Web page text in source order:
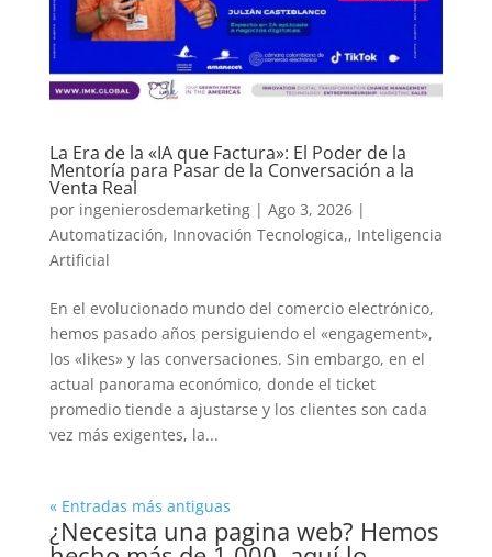
La Era de la «IA que Factura»: El Poder de la
Mentoría para Pasar de la Conversación a la
Venta Real
por ingenierosdemarketing| Ago 3, 2026|
Automatización, Innovación Tecnologica,, Inteligencia
Artificial
En el evolucionado mundo del comercio electrónico,
hemos pasado años persiguiendo el «engagement»,
los «likes» y las conversaciones. Sin embargo, en el
actual panorama económico, donde el ticket
promedio tiende a ajustarse y los clientes son cada
vez más exigentes, la...
« Entradas más antiguas
¿Necesita una pagina web? Hemos